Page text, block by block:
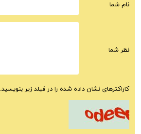
نام شما
نظر شما
کاراکترهای نشان داده شده را در فیلد زیر بنویسید.